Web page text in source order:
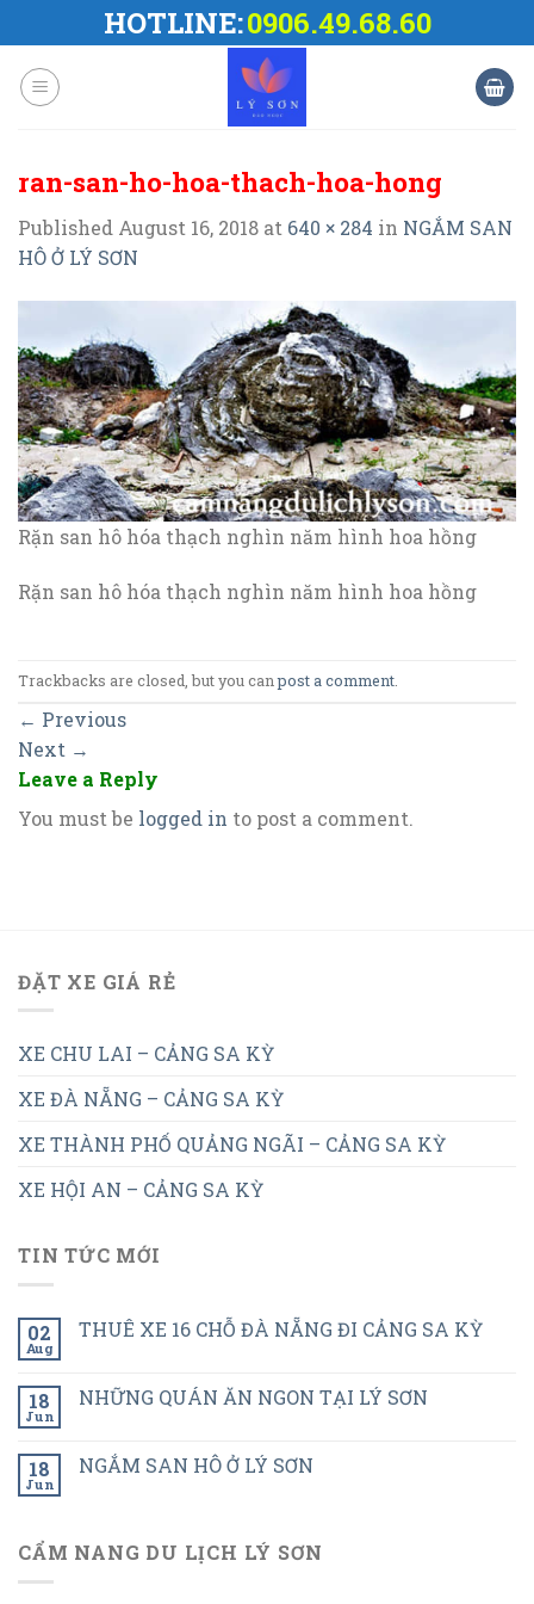
to
content
HOTLINE:0906.49.68.60
ran-san-ho-hoa-thach-hoa-hong
Published August 16, 2018 at 640 × 284 in NGẮM SAN
HÔ Ở LÝ SƠN
Rặn san hô hóa thạch nghìn năm hình hoa hồng
Rặn san hô hóa thạch nghìn năm hình hoa hồng
Trackbacks are closed, but you canpost a comment.
← Previous
Next →
Leave a Reply
You must be logged in to post a comment.
ĐẶT XE GIÁ RẺ
XE CHU LAI – CẢNG SA KỲ
XE ĐÀ NẴNG – CẢNG SA KỲ
XE THÀNH PHỐ QUẢNG NGÃI – CẢNG SA KỲ
XE HỘI AN – CẢNG SA KỲ
TIN TỨC MỚI
02
Aug
THUÊ XE 16 CHỖ ĐÀ NẴNG ĐI CẢNG SA KỲ
18
Jun
NHỮNG QUÁN ĂN NGON TẠI LÝ SƠN
18
Jun
NGẮM SAN HÔ Ở LÝ SƠN
CẨM NANG DU LỊCH LÝ SƠN